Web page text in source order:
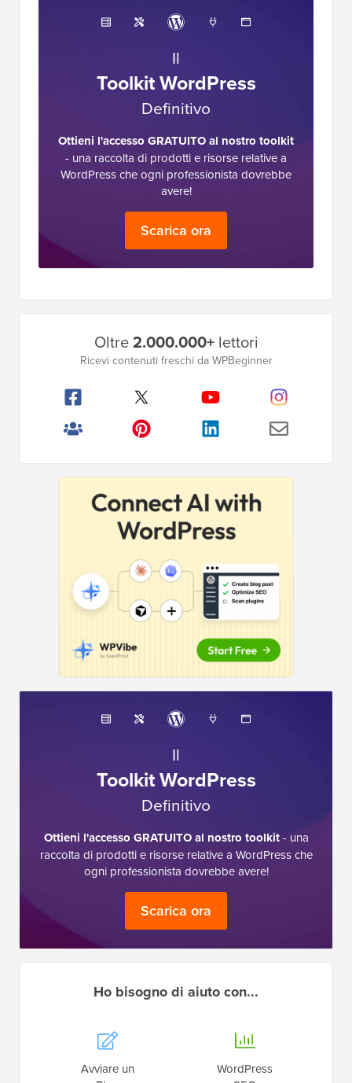
Il
Toolkit WordPress
Definitivo
Ottieni l'accesso GRATUITO al nostro toolkit
- una raccolta di prodotti e risorse relative a
WordPress che ogni professionista dovrebbe
avere!
Scarica ora
Oltre2.000.000+lettori
Ricevi contenuti freschi da WPBeginner
Il
Toolkit WordPress
Definitivo
Ottieni l'accesso GRATUITO al nostro toolkit- una
raccolta di prodotti e risorse relative a WordPress che
ogni professionista dovrebbe avere!
Scarica ora
Ho bisogno di aiuto con...
Avviare un
WordPress